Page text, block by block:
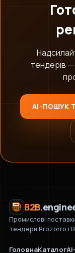
тендерів —
AI-ПОШУК
B2B
Промислові
тендери Prozorro і
ГоловнаКаталог